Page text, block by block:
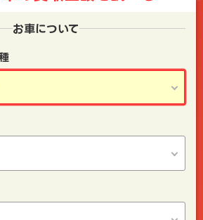
お車について